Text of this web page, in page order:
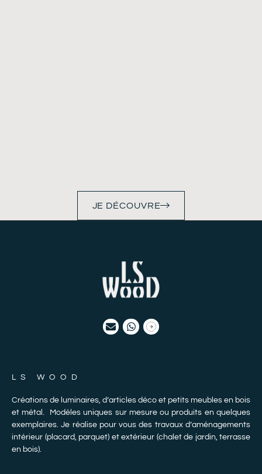
JE DÉCOUVRE
LS WOOD
Créations de luminaires, d’articles déco et petits meubles en bois
et métal. Modèles uniques sur mesure ou produits en quelques
exemplaires. Je réalise pour vous des travaux d’aménagements
intérieur (placard, parquet) et extérieur (chalet de jardin, terrasse
en bois).